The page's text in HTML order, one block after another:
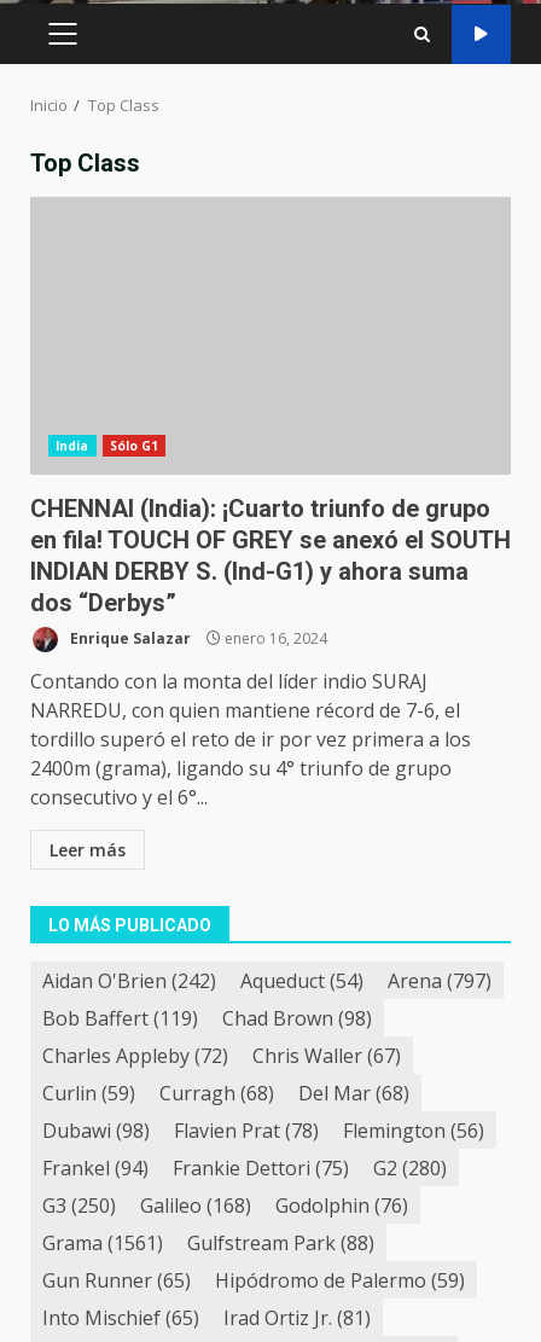
MENÚ
Inicio Top Class
Top Class
India Sólo G1
CHENNAI (India): ¡Cuarto triunfo de grupo
en fila! TOUCH OF GREY se anexó el SOUTH
INDIAN DERBY S. (Ind-G1) y ahora suma
dos “Derbys”
Enrique Salazar enero 16, 2024
Contando con la monta del líder indio SURAJ
NARREDU, con quien mantiene récord de 7-6, el
tordillo superó el reto de ir por vez primera a los
2400m (grama), ligando su 4° triunfo de grupo
consecutivo y el 6°...
Leer más
LO MÁS PUBLICADO
Aidan O'Brien (242) Aqueduct(54) Arena (797)
Bob Baffert(119) Chad Brown (98)
Charles Appleby(72) Chris Waller(67)
Curlin (59) Curragh (68) Del Mar(68)
Dubawi (98) Flavien Prat(78) Flemington (56)
Frankel (94) Frankie Dettori (75) G2 (280)
G3 (250) Galileo (168) Godolphin (76)
Grama (1561) Gulfstream Park(88)
Gun Runner(65) Hipódromo de Palermo (59)
Into Mischief(65) Irad Ortiz Jr. (81)